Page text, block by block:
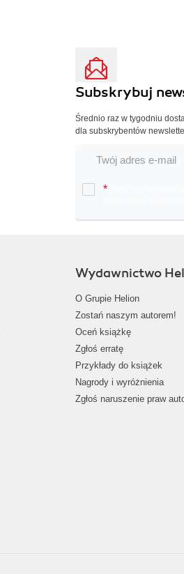
Subskrybuj
Średnio raz w tygodniu
dla subskrybentów
*
Wydawnictwo
O Grupie Helion
Zostań naszym autorem!
Oceń książkę
Zgłoś erratę
Przykłady do książek
Nagrody i wyróżnienia
Zgłoś naruszenie praw